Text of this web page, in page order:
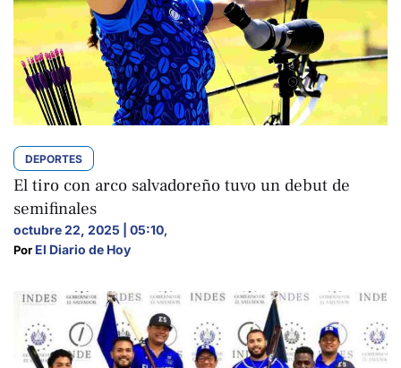
DEPORTES
El tiro con arco salvadoreño tuvo un debut de
semifinales
octubre 22, 2025 | 05:10,
Por El Diario de Hoy